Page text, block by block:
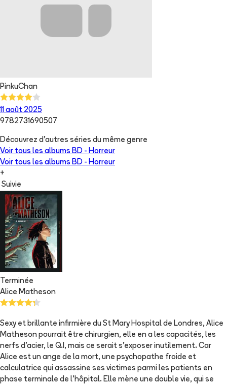
PinkuChan
11 août 2025
9782731690507
Découvrez d'autres séries du même genre
Voir tous les albums BD - Horreur
Voir tous les albums BD - Horreur
+
Suivie
Terminée
Alice Matheson
Sexy et brillante infirmière du St Mary Hospital de Londres, Alice
Matheson pourrait être chirurgien, elle en a les capacités, les
nerfs d'acier, le Q.I, mais ce serait s'exposer inutilement. Car
Alice est un ange de la mort, une psychopathe froide et
calculatrice qui assassine ses victimes parmi les patients en
phase terminale de l'hôpital. Elle mène une double vie, qui se